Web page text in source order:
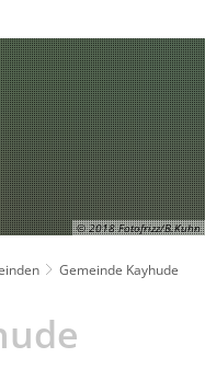
Suche
© 2018 Fotofrizz/B.Kuhn
Gemeinde Kayhude